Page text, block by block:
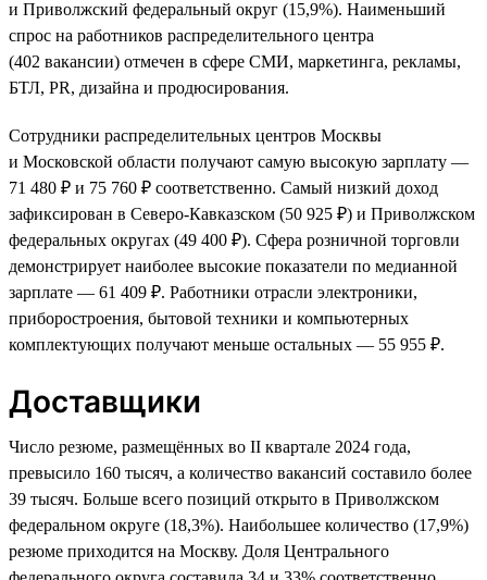
и Приволжский федеральный округ (15,9%). Наименьший
спрос на работников распределительного центра
(402 вакансии) отмечен в сфере СМИ, маркетинга, рекламы,
БТЛ, PR, дизайна и продюсирования.
Сотрудники распределительных центров Москвы
и Московской области получают самую высокую зарплату —
71 480 ₽ и 75 760 ₽ соответственно. Самый низкий доход
зафиксирован в Северо-Кавказском (50 925 ₽) и Приволжском
федеральных округах (49 400 ₽). Сфера розничной торговли
демонстрирует наиболее высокие показатели по медианной
зарплате — 61 409 ₽. Работники отрасли электроники,
приборостроения, бытовой техники и компьютерных
комплектующих получают меньше остальных — 55 955 ₽.
Доставщики
Число резюме, размещённых во II квартале 2024 года,
превысило 160 тысяч, а количество вакансий составило более
39 тысяч. Больше всего позиций открыто в Приволжском
федеральном округе (18,3%). Наибольшее количество (17,9%)
резюме приходится на Москву. Доля Центрального